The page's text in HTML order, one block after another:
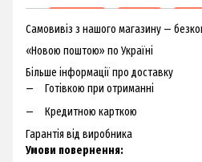
Самовивіз з нашого магазину —
«Новою поштою» по Україні
Більше інформації про доставку
Готівкою при отриманні
Кредитною карткою
Гарантія від виробника
Умови повернення: